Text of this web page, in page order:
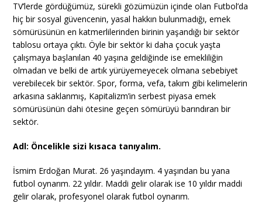
TV’lerde gördüğümüz, sürekli gözümüzün içinde olan Futbol’da
hiç bir sosyal güvencenin, yasal hakkın bulunmadığı, emek
sömürüsünün en katmerlilerinden birinin yaşandığı bir sektör
tablosu ortaya çıktı. Öyle bir sektör ki daha çocuk yaşta
çalışmaya başlanılan 40 yaşına geldiğinde ise emekliliğin
olmadan ve belki de artık yürüyemeyecek olmana sebebiyet
verebilecek bir sektör. Spor, forma, vefa, takım gibi kelimelerin
arkasına saklanmış, Kapitalizm’in serbest piyasa emek
sömürüsünün dahi ötesine geçen sömürüyü barındıran bir
sektör.
Adl: Öncelikle sizi kısaca tanıyalım.
İsmim Erdoğan Murat. 26 yaşındayım. 4 yaşından bu yana
futbol oynarım. 22 yıldır. Maddi gelir olarak ise 10 yıldır maddi
gelir olarak, profesyonel olarak futbol oynarım.